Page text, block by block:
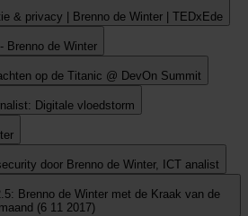
& privacy | Brenno de Winter | TEDxEde
Brenno de Winter
op de Titanic @ DevOn Summit
Digitale vloedstorm
door Brenno de Winter, ICT analist
Brenno de Winter met de Kraak van de
maand (6 11 2017)